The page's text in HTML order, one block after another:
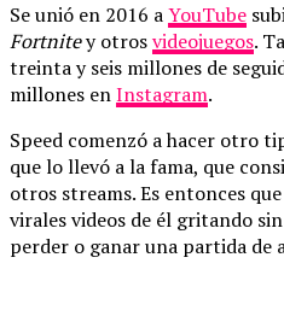
Se unió en 2016 aYouTube
Fortnitey otrosvideojuegos.
treinta y seis millones de
millones enInstagram.
Speed comenzó a hacer otro
que lo llevó a la fama, que
otros streams. Es entonces
virales videos de él gritando
perder o ganar una partida de